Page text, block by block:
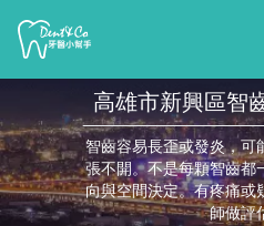
高雄市新興區智
智齒容易長歪或發炎，可
張不開。不是每顆智齒都
向與空間決定。有疼痛或
師做評